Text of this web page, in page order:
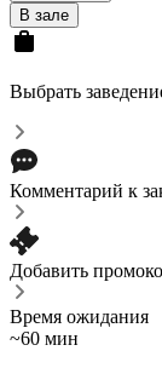
В зале
Выбрать
Комментарий к
Добавить
Время ожидания
~60 мин